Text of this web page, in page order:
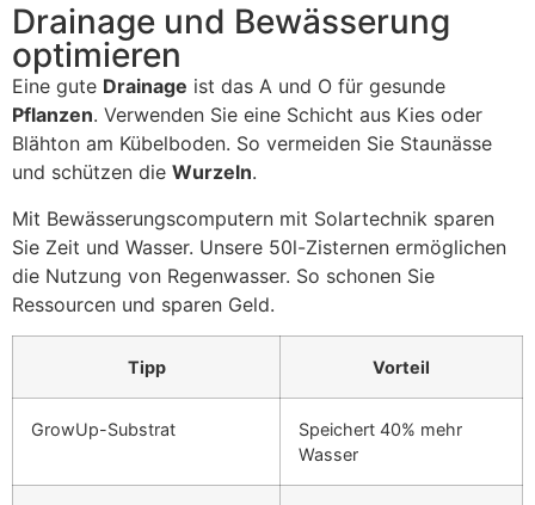
Drainage und Bewässerung
optimieren
Eine gute Drainage ist das A und O für gesunde
Pflanzen. Verwenden Sie eine Schicht aus Kies oder
Blähton am Kübelboden. So vermeiden Sie Staunässe
und schützen die Wurzeln.
Mit Bewässerungscomputern mit Solartechnik sparen
Sie Zeit und Wasser. Unsere 50l-Zisternen ermöglichen
die Nutzung von Regenwasser. So schonen Sie
Ressourcen und sparen Geld.
Tipp Vorteil
GrowUp-Substrat
Speichert 40% mehr
Wasser